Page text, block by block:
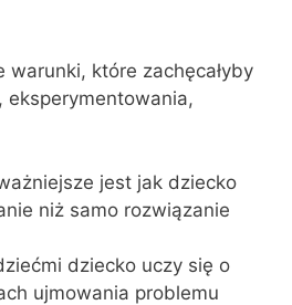
warunki, które zachęcałyby
eksperymentowania,
jest jak dziecko
niż samo rozwiązanie
dziecko uczy się o
ujmowania problemu